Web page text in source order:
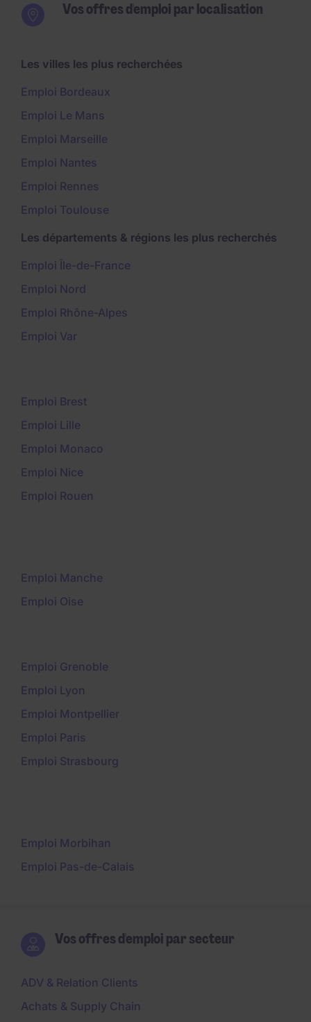
Vos offres d'emploi par localisation
Les villes les plus recherchées
Emploi Bordeaux
Emploi Le Mans
Emploi Marseille
Emploi Nantes
Emploi Rennes
Emploi Toulouse
Les départements & régions les plus recherchés
Emploi Île-de-France
Emploi Nord
Emploi Rhône-Alpes
Emploi Var
Emploi Brest
Emploi Lille
Emploi Monaco
Emploi Nice
Emploi Rouen
Emploi Manche
Emploi Oise
Emploi Grenoble
Emploi Lyon
Emploi Montpellier
Emploi Paris
Emploi Strasbourg
Emploi Morbihan
Emploi Pas-de-Calais
Vos offres d'emploi par secteur
ADV & Relation Clients
Achats & Supply Chain